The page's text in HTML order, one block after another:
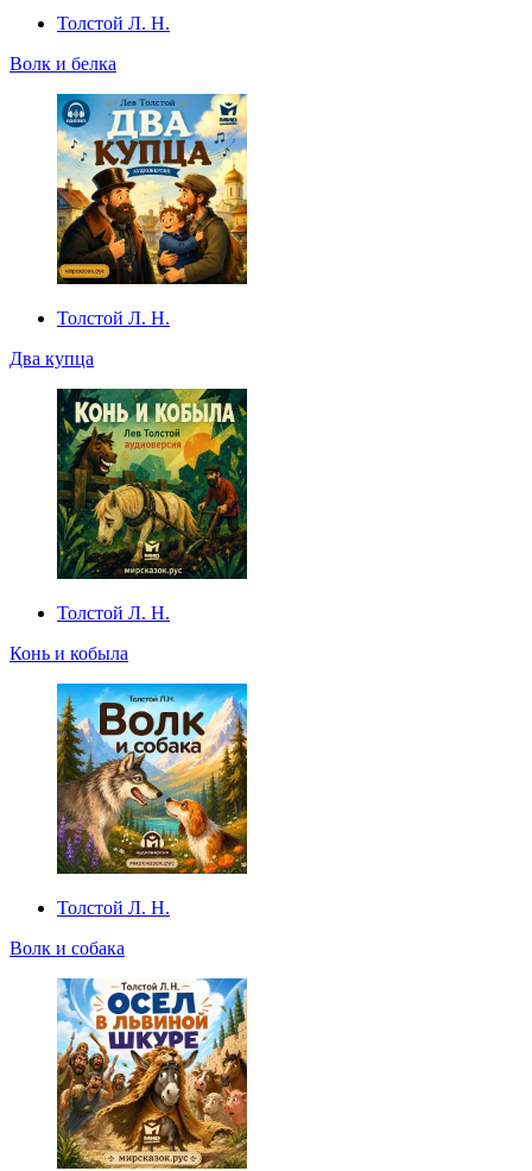
Толстой Л. Н.
Волк и белка
Толстой Л. Н.
Два купца
Толстой Л. Н.
Конь и кобыла
Толстой Л. Н.
Волк и собака